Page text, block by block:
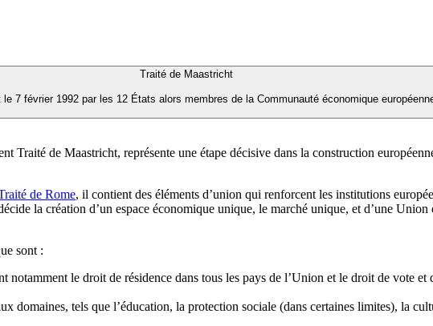
Traité de Maastricht
7 février 1992 par les 12 États alors membres de la Communauté économique
Traité de Maastricht, représente une étape décisive dans la construction
de Rome, il contient des éléments d’union qui renforcent les institutions
la création d’un espace économique unique, le marché unique, et d’une
sont :
notamment le droit de résidence dans tous les pays de l’Union et le droit de vote et
domaines, tels que l’éducation, la protection sociale (dans certaines limites), la